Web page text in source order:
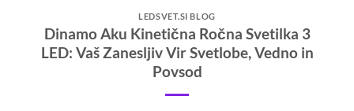
LEDSVET.SI BLOG
Dinamo Aku Kinetična Ročna Svetilka 3
LED: Vaš Zanesljiv Vir Svetlobe, Vedno in
Povsod